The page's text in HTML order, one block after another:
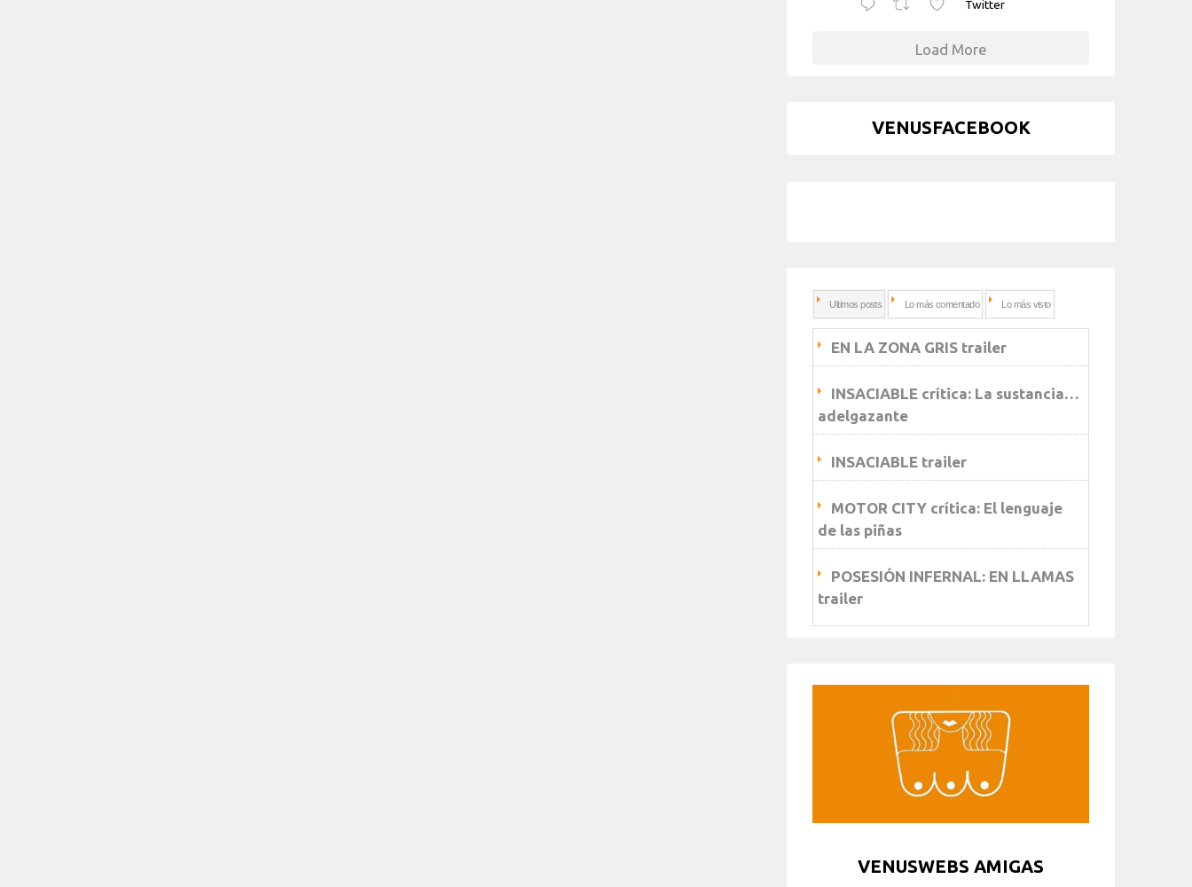
Twitter
Load More
VENUSFACEBOOK
Ultimos posts Lo más comentado Lo más visto
EN LA ZONA GRIS trailer
INSACIABLE crítica: La sustancia…
adelgazante
INSACIABLE trailer
MOTOR CITY crítica: El lenguaje
de las piñas
POSESIÓN INFERNAL: EN LLAMAS
trailer
VENUSWEBS AMIGAS